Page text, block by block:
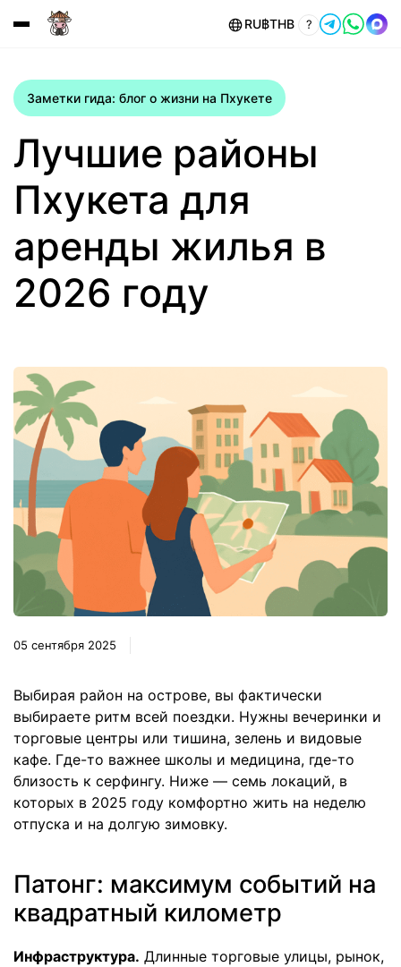
RU฿THB ?
Заметки гида: блог о жизни на Пхукете
Лучшие районы
Пхукета для
аренды жилья в
2026 году
05 сентября 2025
Выбирая район на острове, вы фактически
выбираете ритм всей поездки. Нужны вечеринки и
торговые центры или тишина, зелень и видовые
кафе. Где-то важнее школы и медицина, где-то
близость к серфингу. Ниже — семь локаций, в
которых в 2025 году комфортно жить на неделю
отпуска и на долгую зимовку.
Патонг: максимум событий на
квадратный километр
Инфраструктура. Длинные торговые улицы, рынок,